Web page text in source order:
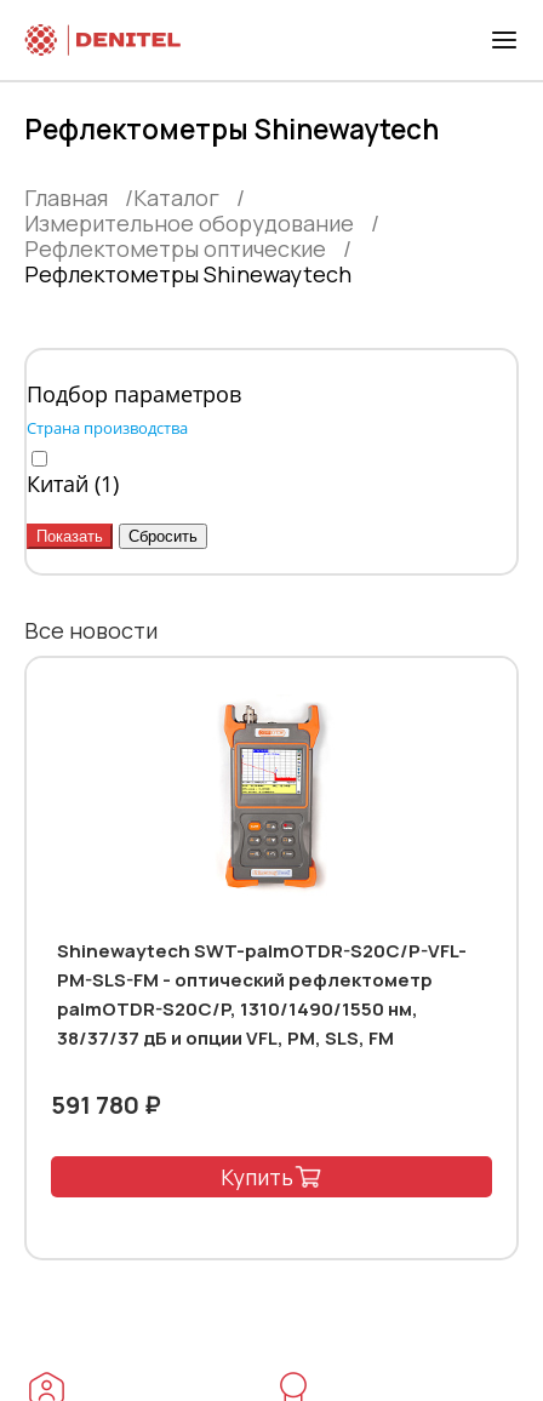
Рефлектометры Shinewaytech
Главная
Каталог
Измерительное оборудование
Рефлектометры оптические
Рефлектометры Shinewaytech
Подбор параметров
Страна производства
Китай (1)
Все новости
Shinewaytech SWT-palmOTDR-S20C/P-VFL-
PM-SLS-FM - оптический рефлектометр
palmOTDR-S20C/P, 1310/1490/1550 нм,
38/37/37 дБ и опции VFL, PM, SLS, FM
591 780 ₽
Купить